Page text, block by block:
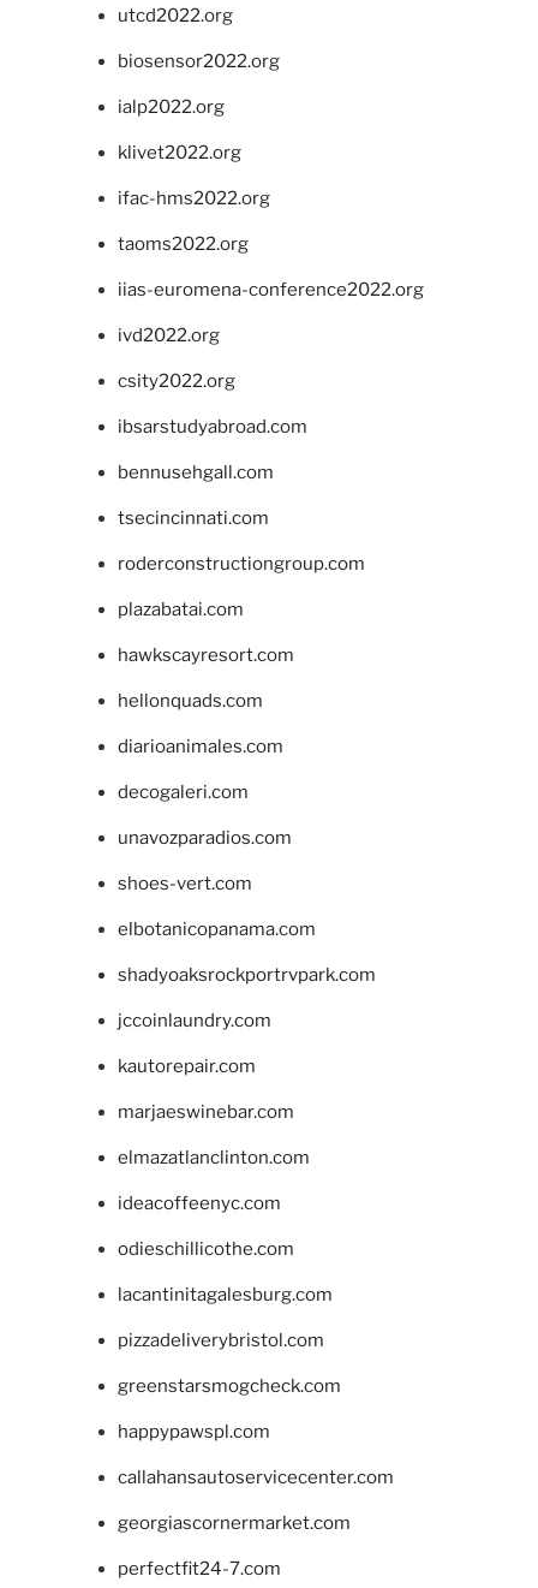
utcd2022.org
biosensor2022.org
ialp2022.org
klivet2022.org
ifac-hms2022.org
taoms2022.org
iias-euromena-conference2022.org
ivd2022.org
csity2022.org
ibsarstudyabroad.com
bennusehgall.com
tsecincinnati.com
roderconstructiongroup.com
plazabatai.com
hawkscayresort.com
hellonquads.com
diarioanimales.com
decogaleri.com
unavozparadios.com
shoes-vert.com
elbotanicopanama.com
shadyoaksrockportrvpark.com
jccoinlaundry.com
kautorepair.com
marjaeswinebar.com
elmazatlanclinton.com
ideacoffeenyc.com
odieschillicothe.com
lacantinitagalesburg.com
pizzadeliverybristol.com
greenstarsmogcheck.com
happypawspl.com
callahansautoservicecenter.com
georgiascornermarket.com
perfectfit24-7.com